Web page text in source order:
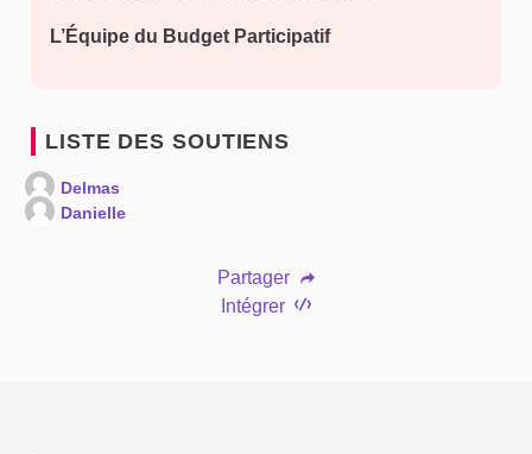
L’Équipe du Budget Participatif
LISTE DES SOUTIENS
Delmas
Danielle
Partager
Intégrer